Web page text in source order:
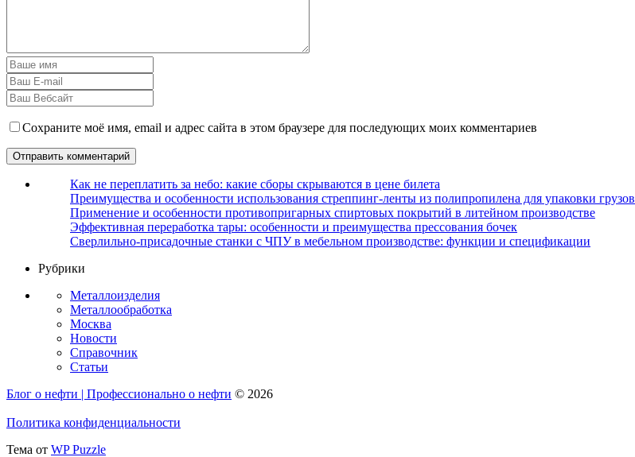
Сохраните моё имя, email и адрес сайта в этом браузере для последующих моих комментариев
Как не переплатить за небо: какие сборы скрываются в цене билета
Преимущества и особенности использования стреппинг-ленты из полипропилена для упаковки грузов
Применение и особенности противопригарных спиртовых покрытий в литейном производстве
Эффективная переработка тары: особенности и преимущества прессования бочек
Сверлильно-присадочные станки с ЧПУ в мебельном производстве: функции и спецификации
Рубрики
Металлоизделия
Металлообработка
Москва
Новости
Справочник
Статьи
Блог о нефти | Профессионально о нефти © 2026
Политика конфиденциальности
Тема от WP Puzzle